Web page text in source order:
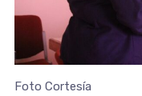
Foto Cortesía